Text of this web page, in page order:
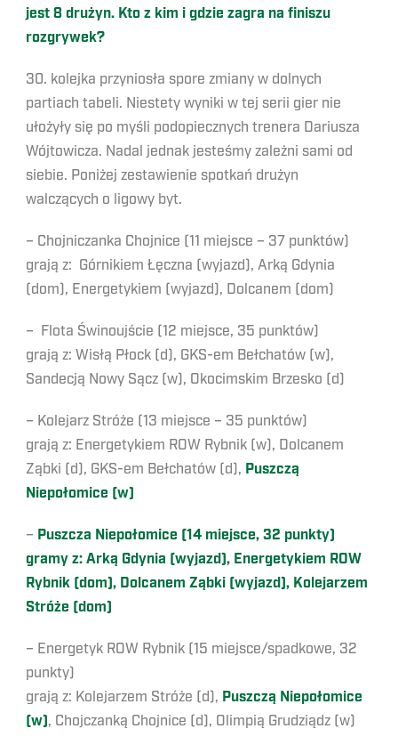
jest 8 drużyn. Kto z kim i gdzie zagra na finiszu
rozgrywek?
30. kolejka przyniosła spore zmiany w dolnych
partiach tabeli. Niestety wyniki w tej serii gier nie
ułożyły się po myśli podopiecznych trenera Dariusza
Wójtowicza. Nadal jednak jesteśmy zależni sami od
siebie. Poniżej zestawienie spotkań drużyn
walczących o ligowy byt.
– Chojniczanka Chojnice (11 miejsce – 37 punktów)
grają z: Górnikiem Łęczna (wyjazd), Arką Gdynia
(dom), Energetykiem (wyjazd), Dolcanem (dom)
– Flota Świnoujście (12 miejsce, 35 punktów)
grają z: Wisłą Płock (d), GKS-em Bełchatów (w),
Sandecją Nowy Sącz (w), Okocimskim Brzesko (d)
– Kolejarz Stróże (13 miejsce – 35 punktów)
grają z: Energetykiem ROW Rybnik (w), Dolcanem
Ząbki (d), GKS-em Bełchatów (d), Puszczą
Niepołomice (w)
– Puszcza Niepołomice (14 miejsce, 32 punkty)
gramy z: Arką Gdynia (wyjazd), Energetykiem ROW
Rybnik (dom), Dolcanem Ząbki (wyjazd), Kolejarzem
Stróże (dom)
– Energetyk ROW Rybnik (15 miejsce/spadkowe, 32
punkty)
grają z: Kolejarzem Stróże (d), Puszczą Niepołomice
(w), Chojczanką Chojnice (d), Olimpią Grudziądz (w)